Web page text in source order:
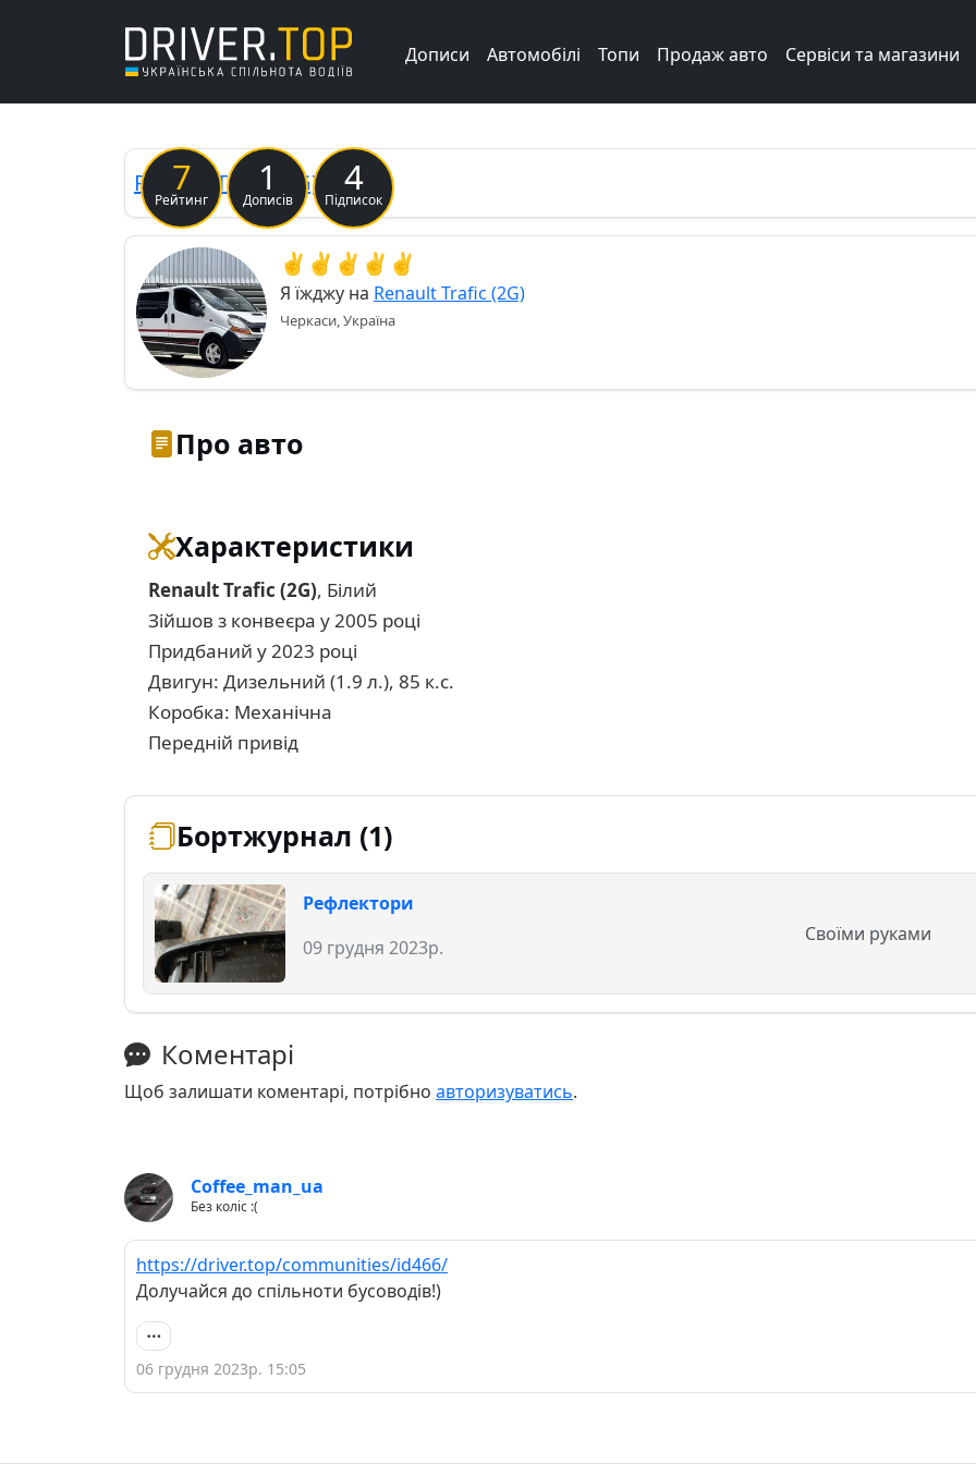
Дописи Автомобілі Топи Продаж авто Сервіси та магазини
7
Рейтинг
1
Дописів
4
Підписок
Previous
Renault Trafic (2G) Рахік
✌️✌️✌️✌️✌️
Я їжджу на Renault Trafic (2G)
Черкаси, Україна
Про авто
Характеристики
Renault Trafic (2G), Білий
Зійшов з конвеєра у 2005 році
Придбаний у 2023 році
Двигун: Дизельний (1.9 л.), 85 к.с.
Коробка: Механічна
Передній привід
Бортжурнал (1)
Рефлектори
09 грудня 2023р.
Своїми руками
Коментарі
Щоб залишати коментарі, потрібно авторизуватись.
Coffee_man_ua
Без коліс :(
https://driver.top/communities/id466/
Долучайся до спільноти бусоводів!)
06 грудня 2023р. 15:05